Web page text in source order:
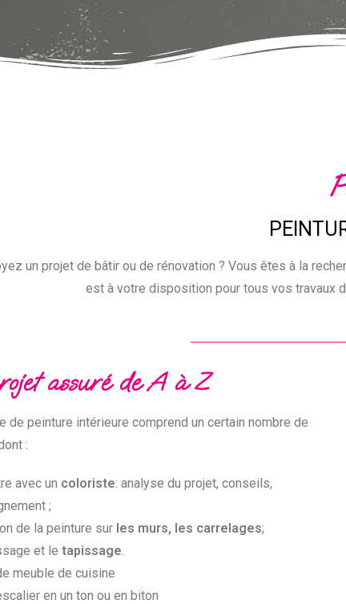
un projet de bâtir ou de rénovation ? Vous êtes à la
est à votre disposition pour tous vos travaux
assuré de A à Z
de peinture intérieure comprend un certain nombre de
:
avec un coloriste: analyse du projet, conseils,
;
de la peinture sur les murs, les carrelages;
et le tapissage.
meuble de cuisine
en un ton ou en biton